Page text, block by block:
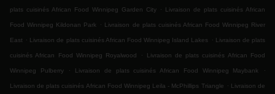
plats cuisinés African Food Winnipeg Garden City . Livraison de plats cuisinés African
Food Winnipeg Kildonan Park . Livraison de plats cuisinés African Food Winnipeg River
East . Livraison de plats cuisinés African Food Winnipeg Island Lakes . Livraison de plats
cuisinés African Food Winnipeg Royalwood . Livraison de plats cuisinés African Food
Winnipeg Pulberry . Livraison de plats cuisinés African Food Winnipeg Maybank .
Livraison de plats cuisinés African Food Winnipeg Leila - McPhillips Triangle . Livraison de